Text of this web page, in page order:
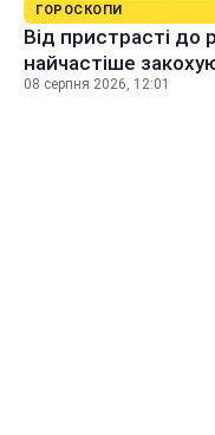
ГОРОСКОПИ
Від пристрасті до
найчастіше
08 серпня 2026, 12:01